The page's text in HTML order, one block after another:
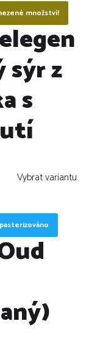
množství!
sýr z
s
Vybrat variantu